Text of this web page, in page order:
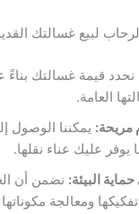
لبيع غسالتك
نحدد قيمة غسالتك بناءً
العامة.
مريحة: يمكننا الوصول
يوفر عليك عناء نقلها.
البيئة: نضمن أن
تفكيكها ومعالجة